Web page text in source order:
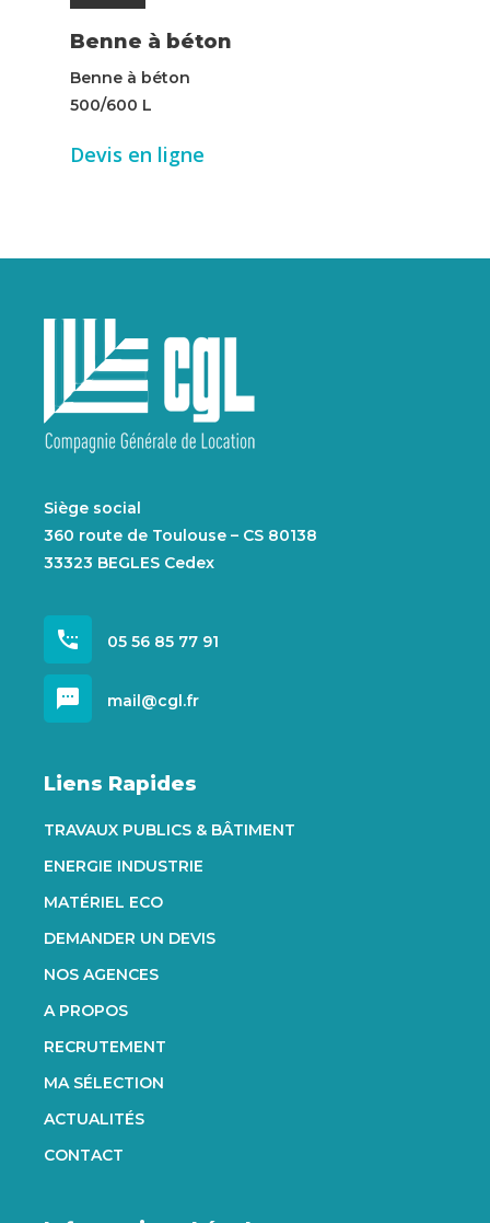
Benne à béton
Benne à béton
500/600 L
Devis en ligne
Siège social
360 route de Toulouse – CS 80138
33323 BEGLES Cedex
settings_phone 05 56 85 77 91
sms mail@cgl.fr
Liens Rapides
TRAVAUX PUBLICS & BÂTIMENT
ENERGIE INDUSTRIE
MATÉRIEL ECO
DEMANDER UN DEVIS
NOS AGENCES
A PROPOS
RECRUTEMENT
MA SÉLECTION
ACTUALITÉS
CONTACT